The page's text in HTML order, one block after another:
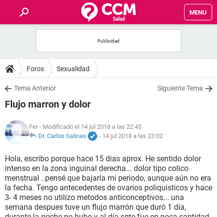
MENU
FOROS
SALUD
FAMILIA
NUTRICIÓN
BIENESTAR
SEXUALIDAD
GLOSARIO
Foros Sexualidad
Tema Anterior Siguiente Tema
Flujo marron y dolor
Fer - Modificado el 14 jul 2018 a las 22:45
Dr. Carlos Salinas
- 14 jul 2018 a las 23:02
Hola, escribo porque hace 15 dias aprox. He sentido dolor
intenso en la zona inguinal derecha... dolor tipo colico
menstrual ..pensé que bajaría mi periodo, aunque aún no era
la fecha. Tengo antecedentes de ovarios poliquisticos y hace
3- 4 meses no utilizo metodos anticonceptivos... una
semana despues tuve un flujo marrón que duró 1 día,